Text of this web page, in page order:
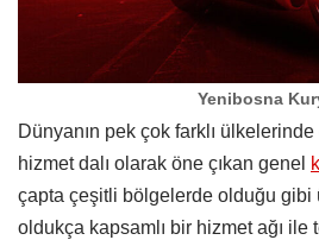
Yenibosna
Dünyanın pek çok farklı
hizmet dalı olarak öne çıkan genel
çapta çeşitli bölgelerde olduğu gibi
oldukça kapsamlı bir hizmet ağı ile